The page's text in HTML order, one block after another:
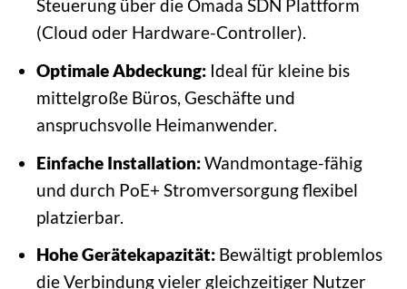
Steuerung über die Omada SDN Plattform
(Cloud oder Hardware-Controller).
Optimale Abdeckung:Ideal für kleine bis
mittelgroße Büros, Geschäfte und
anspruchsvolle Heimanwender.
Einfache Installation:Wandmontage-fähig
und durch PoE+ Stromversorgung flexibel
platzierbar.
Hohe Gerätekapazität:Bewältigt problemlos
die Verbindung vieler gleichzeitiger Nutzer